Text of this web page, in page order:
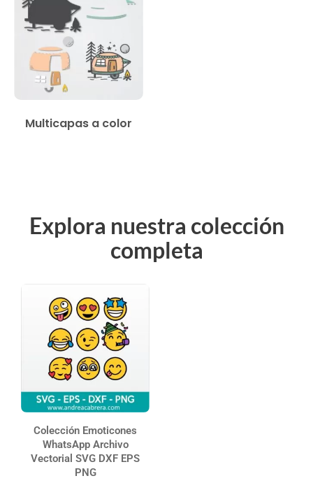
Multicapas a color
Explora nuestra colección
completa
Colección Emoticones
WhatsApp Archivo
Vectorial SVG DXF EPS
PNG